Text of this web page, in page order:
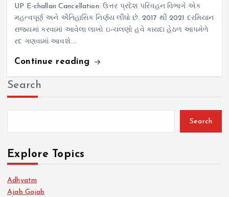
UP E-challan Cancellation: ઉત્તર પ્રદેશ પરિવહન વિભાગે એક
મહત્વપૂર્ણ અને ઐતિહાસિક નિર્ણય લીધો છે. 2017 થી 2021 દરમિયાન
રાજ્યમાં કરવામાં આવેલા લાખો ઇ-ચલણો હવે કાયદા હેઠળ આપમેળે
રદ ગણવામાં આવશે.…
Continue reading
Search
Search
Explore Topics
Adhyatm
Ajab Gajab